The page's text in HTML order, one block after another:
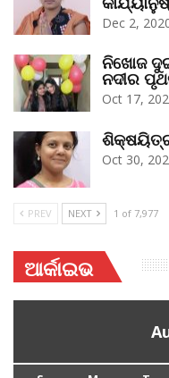
Dec 2,
ନିଖୋଜ
ନଦୀର
Oct 17,
Oct 30,
PREV NEXT 1 of 7,977
ଆର୍କାଇଭ